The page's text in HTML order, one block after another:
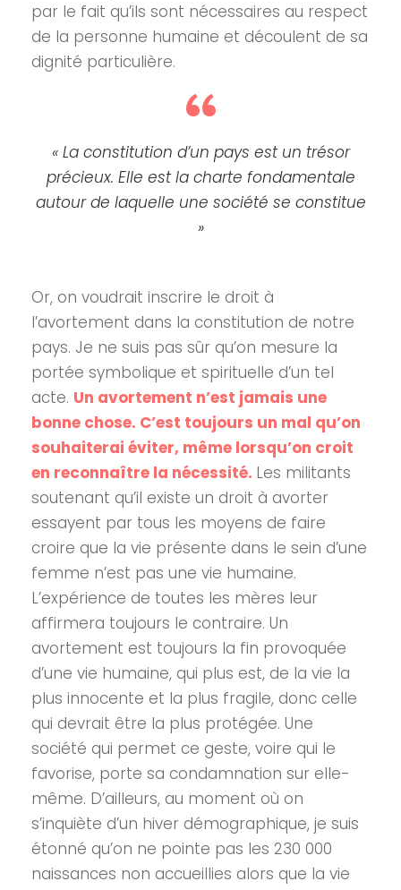
par le fait qu’ils sont nécessaires au respect
de la personne humaine et découlent de sa
dignité particulière.
“
« La constitution d’un pays est un trésor
précieux. Elle est la charte fondamentale
autour de laquelle une société se constitue
»
Or, on voudrait inscrire le droit à
l’avortement dans la constitution de notre
pays. Je ne suis pas sûr qu’on mesure la
portée symbolique et spirituelle d’un tel
acte. Un avortement n’est jamais une
bonne chose. C’est toujours un mal qu’on
souhaiterai éviter, même lorsqu’on croit
en reconnaître la nécessité. Les militants
soutenant qu’il existe un droit à avorter
essayent par tous les moyens de faire
croire que la vie présente dans le sein d’une
femme n’est pas une vie humaine.
L’expérience de toutes les mères leur
affirmera toujours le contraire. Un
avortement est toujours la fin provoquée
d’une vie humaine, qui plus est, de la vie la
plus innocente et la plus fragile, donc celle
qui devrait être la plus protégée. Une
société qui permet ce geste, voire qui le
favorise, porte sa condamnation sur elle-
même. D’ailleurs, au moment où on
s’inquiète d’un hiver démographique, je suis
étonné qu’on ne pointe pas les 230 000
naissances non accueillies alors que la vie